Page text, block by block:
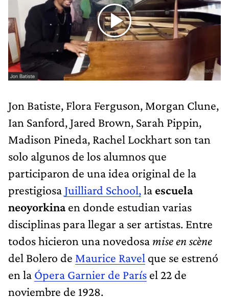
Jon Batiste, Flora Ferguson, Morgan Clune,
Ian Sanford, Jared Brown, Sarah Pippin,
Madison Pineda, Rachel Lockhart son tan
solo algunos de los alumnos que
participaron de una idea original de la
prestigiosa Juilliard School,la escuela
neoyorkinaen donde estudian varias
disciplinas para llegar a ser artistas. Entre
todos hicieron una novedosamise en scène
del Bolero de Maurice Ravel que se estrenó
en la Ópera Garnier de París el 22 de
noviembre de 1928.